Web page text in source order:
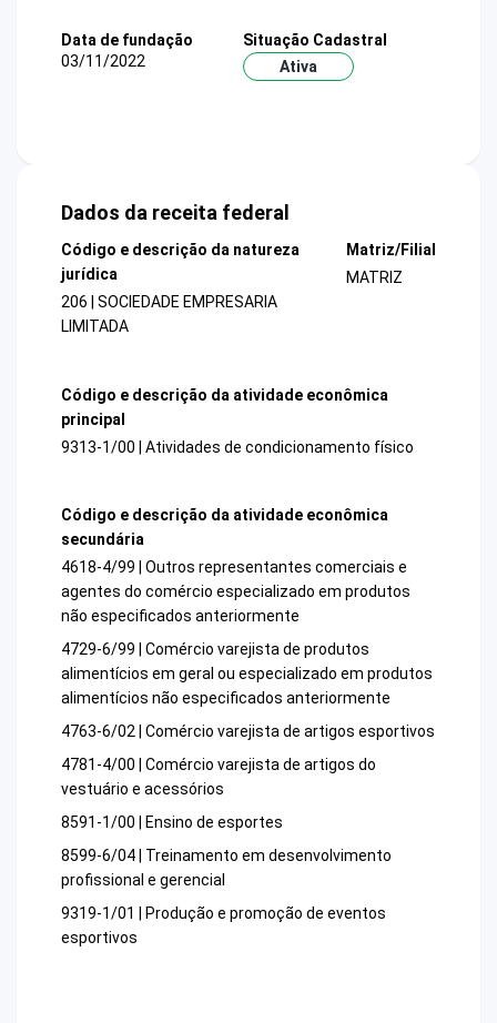
Data de fundação
03/11/2022
Situação Cadastral
Ativa
Dados da receita federal
Código e descrição da natureza
jurídica
206 | SOCIEDADE EMPRESARIA
LIMITADA
Matriz/Filial
MATRIZ
Código e descrição da atividade econômica
principal
9313-1/00 | Atividades de condicionamento físico
Código e descrição da atividade econômica
secundária
4618-4/99 | Outros representantes comerciais e
agentes do comércio especializado em produtos
não especificados anteriormente
4729-6/99 | Comércio varejista de produtos
alimentícios em geral ou especializado em produtos
alimentícios não especificados anteriormente
4763-6/02 | Comércio varejista de artigos esportivos
4781-4/00 | Comércio varejista de artigos do
vestuário e acessórios
8591-1/00 | Ensino de esportes
8599-6/04 | Treinamento em desenvolvimento
profissional e gerencial
9319-1/01 | Produção e promoção de eventos
esportivos